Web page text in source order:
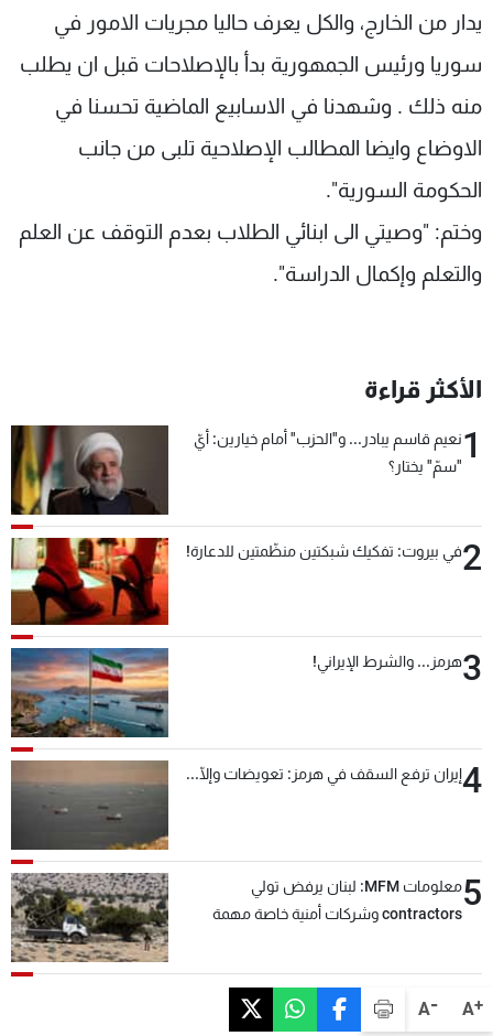
A+
A-
يدار من الخارج، والكل يعرف حاليا مجريات الامور في
سوريا ورئيس الجمهورية بدأ بالإصلاحات قبل ان يطلب
منه ذلك . وشهدنا في الاسابيع الماضية تحسنا في
الاوضاع وايضا المطالب الإصلاحية تلبى من جانب
الحكومة السورية".
وختم: "وصيتي الى ابنائي الطلاب بعدم التوقف عن العلم
والتعلم وإكمال الدراسة".
الأكثر قراءة
1نعيم قاسم يبادر... و"الحزب" أمام خيارين: أيّ
"سمّ" يختار؟
2في بيروت: تفكيك شبكتين منظّمتين للدعارة!
3هرمز... والشرط الإيراني!
4إيران ترفع السقف في هرمز: تعويضات وإلّا...
5
معلومات MFM: لبنان يرفض تولي
contractors وشركات أمنية خاصة مهمة